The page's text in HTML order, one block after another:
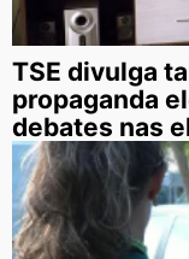
TSE divulga
propaganda
debates nas